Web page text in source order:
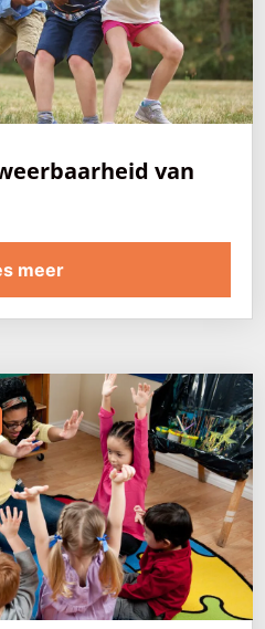
van
meer